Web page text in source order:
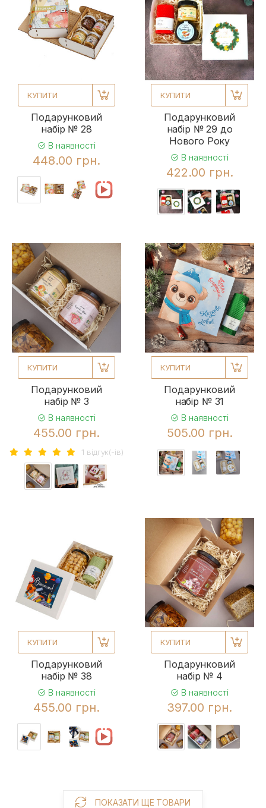
КУПИТИ
Подарунковий
набір № 28
В наявності
448.00 грн.
КУПИТИ
Подарунковий
набір № 29 до
Нового Року
В наявності
422.00 грн.
КУПИТИ
Подарунковий
набір № 3
В наявності
455.00 грн.
1 вiдгук(-iв)
КУПИТИ
Подарунковий
набір № 31
В наявності
505.00 грн.
КУПИТИ
Подарунковий
набір № 38
В наявності
455.00 грн.
КУПИТИ
Подарунковий
набір № 4
В наявності
397.00 грн.
ПОКАЗАТИ ЩЕ ТОВАРИ